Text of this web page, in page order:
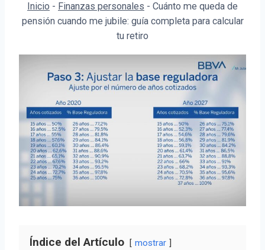
Inicio - Finanzas personales - Cuánto me queda de
pensión cuando me jubile: guía completa para calcular
tu retiro
Índice del Artículo mostrar